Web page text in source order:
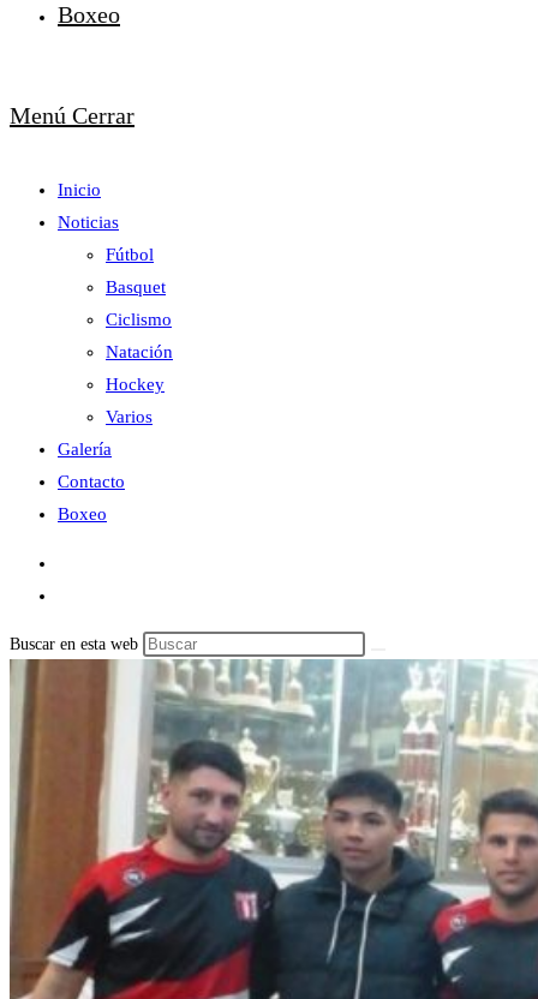
Boxeo
Menú Cerrar
Inicio
Noticias
Fútbol
Basquet
Ciclismo
Natación
Hockey
Varios
Galería
Contacto
Boxeo
Buscar en esta web